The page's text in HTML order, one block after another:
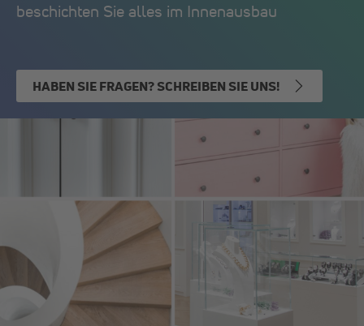
beschichten Sie alles im Innenausbau
HABEN SIE FRAGEN? SCHREIBEN SIE UNS!